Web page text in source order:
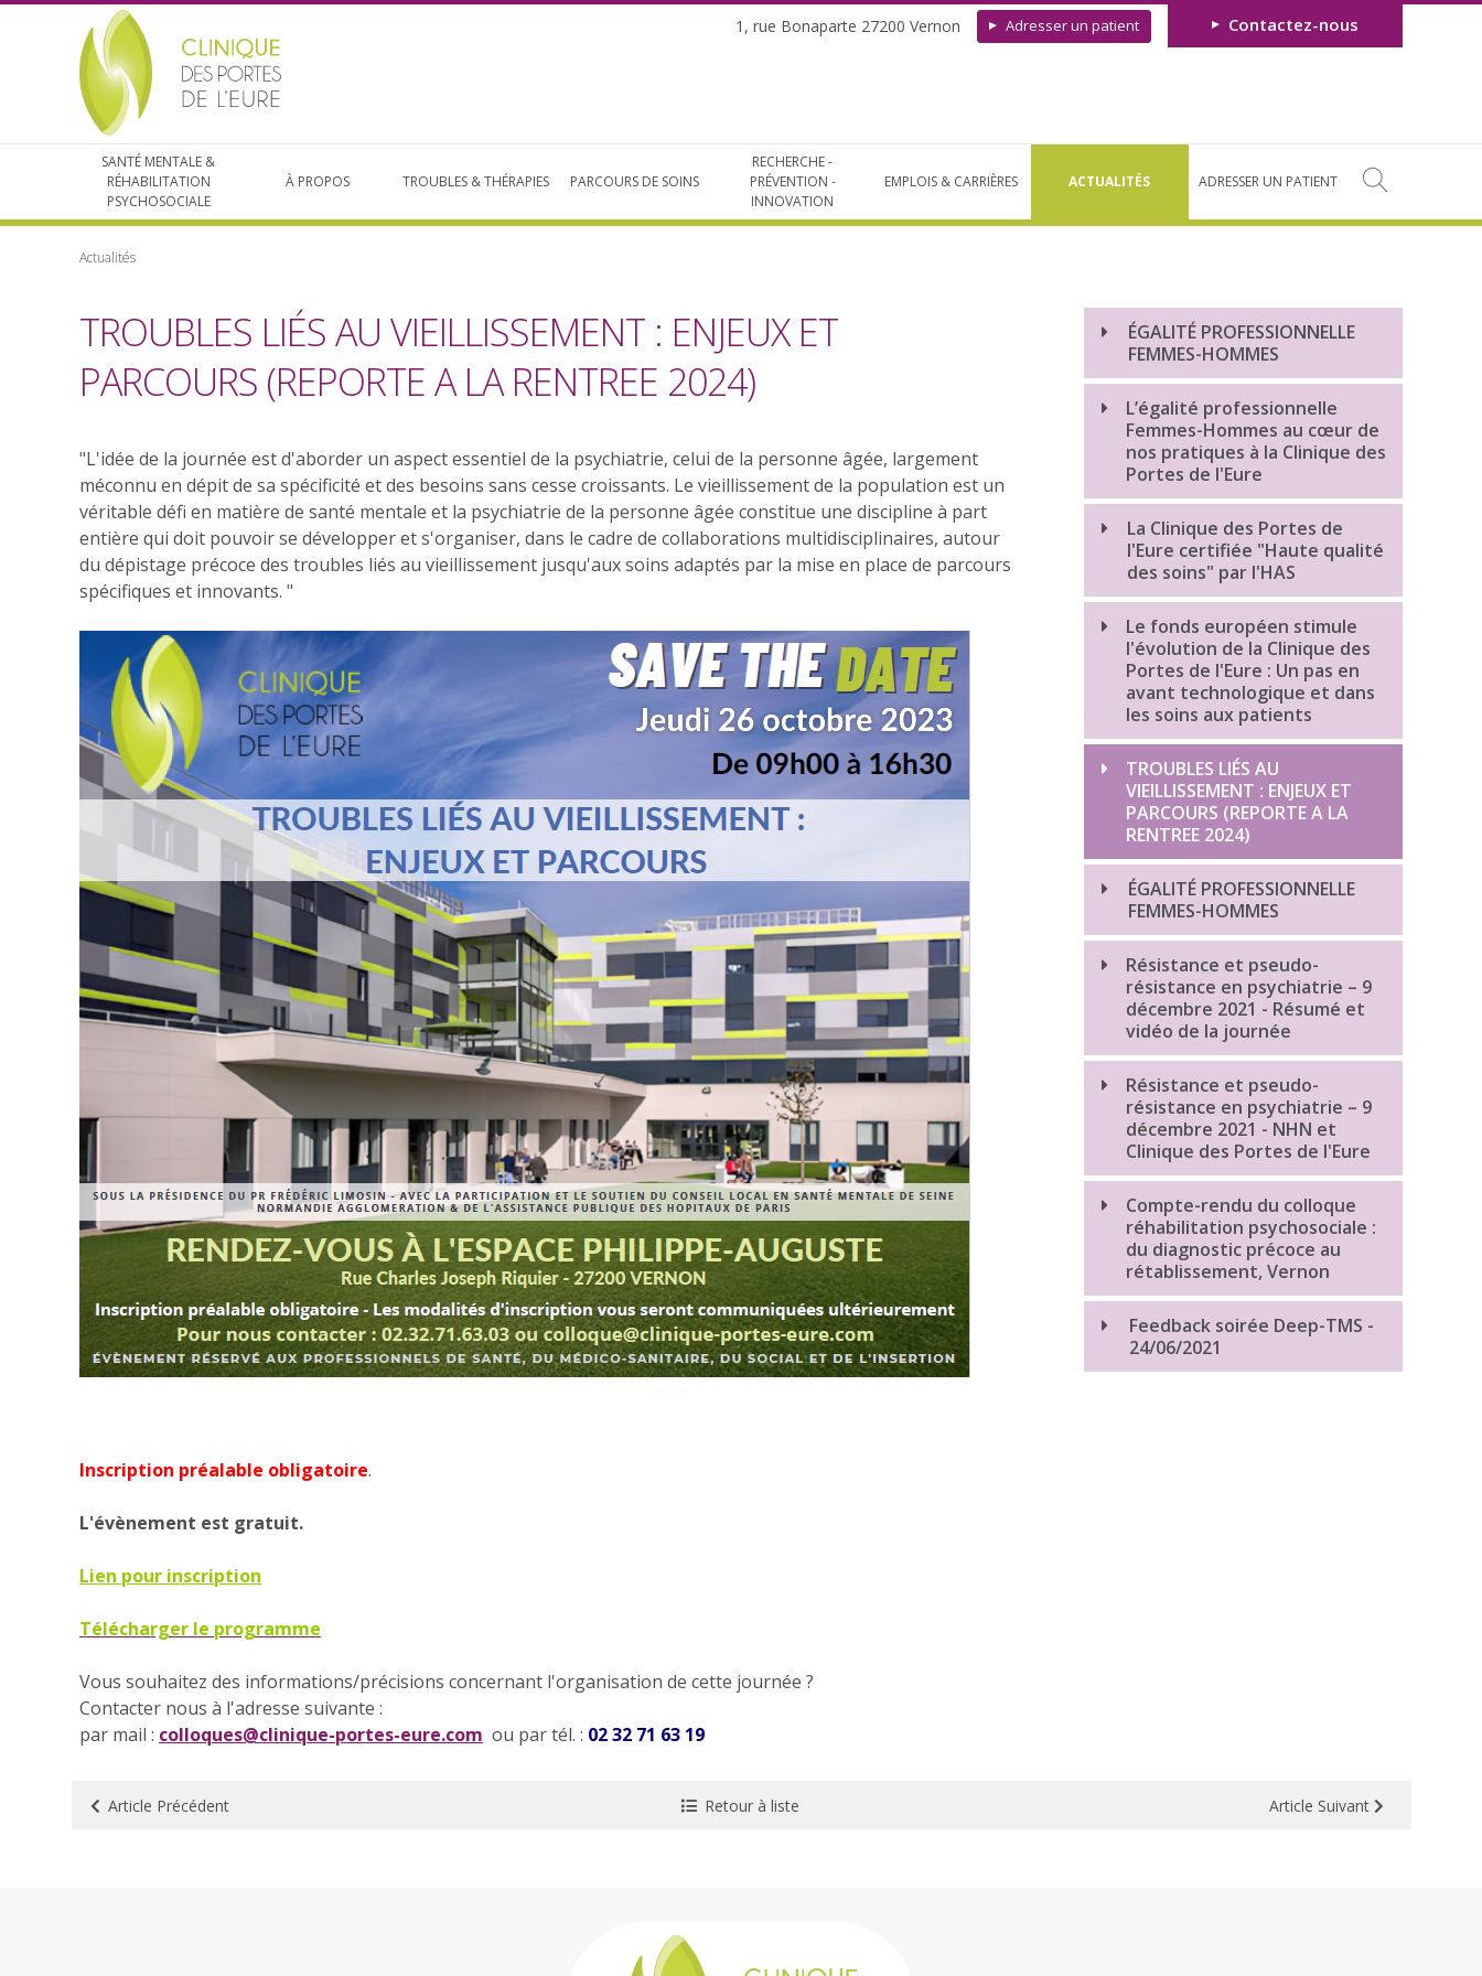
1, rue Bonaparte 27200 Vernon Adresser un patient Contactez-nous
SANTÉ MENTALE &
RÉHABILITATION
PSYCHOSOCIALE
À PROPOS TROUBLES & THÉRAPIES PARCOURS DE SOINS
RECHERCHE -
PRÉVENTION -
INNOVATION
EMPLOIS & CARRIÈRES ACTUALITÉS ADRESSER UN PATIENT
Actualités
TROUBLES LIÉS AU VIEILLISSEMENT : ENJEUX ET
PARCOURS (REPORTE A LA RENTREE 2024)
"L'idée de la journée est d'aborder un aspect essentiel de la psychiatrie, celui de la personne âgée, largement
méconnu en dépit de sa spécificité et des besoins sans cesse croissants. Le vieillissement de la population est un
véritable défi en matière de santé mentale et la psychiatrie de la personne âgée constitue une discipline à part
entière qui doit pouvoir se développer et s'organiser, dans le cadre de collaborations multidisciplinaires, autour
du dépistage précoce des troubles liés au vieillissement jusqu'aux soins adaptés par la mise en place de parcours
spécifiques et innovants. "
Inscription préalable obligatoire.
L'évènement est gratuit.
Lien pour inscription
Télécharger le programme
Vous souhaitez des informations/précisions concernant l'organisation de cette journée ?
Contacter nous à l'adresse suivante :
par mail : colloques@clinique-portes-eure.com ou par tél. : 02 32 71 63 19
ÉGALITÉ PROFESSIONNELLE
FEMMES-HOMMES
L’égalité professionnelle
Femmes-Hommes au cœur de
nos pratiques à la Clinique des
Portes de l'Eure
La Clinique des Portes de
l'Eure certifiée "Haute qualité
des soins" par l'HAS
Le fonds européen stimule
l'évolution de la Clinique des
Portes de l'Eure : Un pas en
avant technologique et dans
les soins aux patients
TROUBLES LIÉS AU
VIEILLISSEMENT : ENJEUX ET
PARCOURS (REPORTE A LA
RENTREE 2024)
ÉGALITÉ PROFESSIONNELLE
FEMMES-HOMMES
Résistance et pseudo-
résistance en psychiatrie – 9
décembre 2021 - Résumé et
vidéo de la journée
Résistance et pseudo-
résistance en psychiatrie – 9
décembre 2021 - NHN et
Clinique des Portes de l'Eure
Compte-rendu du colloque
réhabilitation psychosociale :
du diagnostic précoce au
rétablissement, Vernon
Feedback soirée Deep-TMS -
24/06/2021
Article Précédent Retour à liste Article Suivant